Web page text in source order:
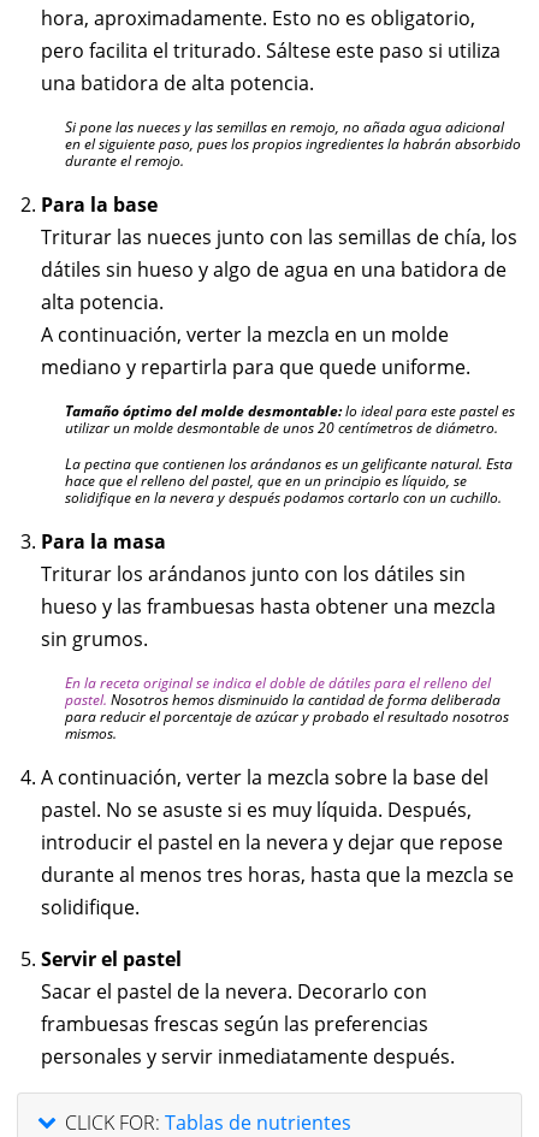
hora, aproximadamente. Esto no es obligatorio,
pero facilita el triturado. Sáltese este paso si utiliza
una batidora de alta potencia.
Si pone las nueces y las semillas en remojo, no añada agua adicional
en el siguiente paso, pues los propios ingredientes la habrán absorbido
durante el remojo.
Para la base
Triturar las nueces junto con las semillas de chía, los
dátiles sin hueso y algo de agua en una batidora de
alta potencia.
A continuación, verter la mezcla en un molde
mediano y repartirla para que quede uniforme.
Tamaño óptimo del molde desmontable:lo ideal para este pastel es
utilizar un molde desmontable de unos 20 centímetros de diámetro.
La pectina que contienen los arándanos es un gelificante natural. Esta
hace que el relleno del pastel, que en un principio es líquido, se
solidifique en la nevera y después podamos cortarlo con un cuchillo.
Para la masa
Triturar los arándanos junto con los dátiles sin
hueso y las frambuesas hasta obtener una mezcla
sin grumos.
En la receta original se indica el doble de dátiles para el relleno del
pastel. Nosotros hemos disminuido la cantidad de forma deliberada
para reducir el porcentaje de azúcar y probado el resultado nosotros
mismos.
A continuación, verter la mezcla sobre la base del
pastel. No se asuste si es muy líquida. Después,
introducir el pastel en la nevera y dejar que repose
durante al menos tres horas, hasta que la mezcla se
solidifique.
Servir el pastel
Sacar el pastel de la nevera. Decorarlo con
frambuesas frescas según las preferencias
personales y servir inmediatamente después.
CLICK FOR: Tablas de nutrientes